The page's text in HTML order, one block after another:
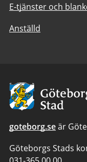
E-tjänster och
Anställd
Avsändare:
Göteborgs
Stad
goteborg.seär
Göteborgs Stads